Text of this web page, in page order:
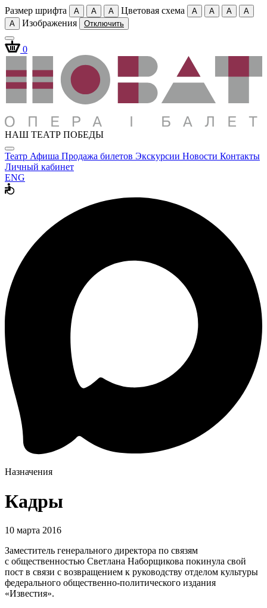
Размер шрифта A A A Цветовая схема A A A
A
A
Изображения Отключить
0
НАШ ТЕАТР ПОБЕДЫ
Театр Афиша Продажа билетов Экскурсии Новости Контакты
Личный кабинет
ENG
Назначения
Кадры
10 марта 2016
Заместитель генерального директора по связям
с общественностью Светлана Наборщикова покинула свой
пост в связи с возвращением к руководству отделом культуры
федерального общественно-политического издания
«Известия».